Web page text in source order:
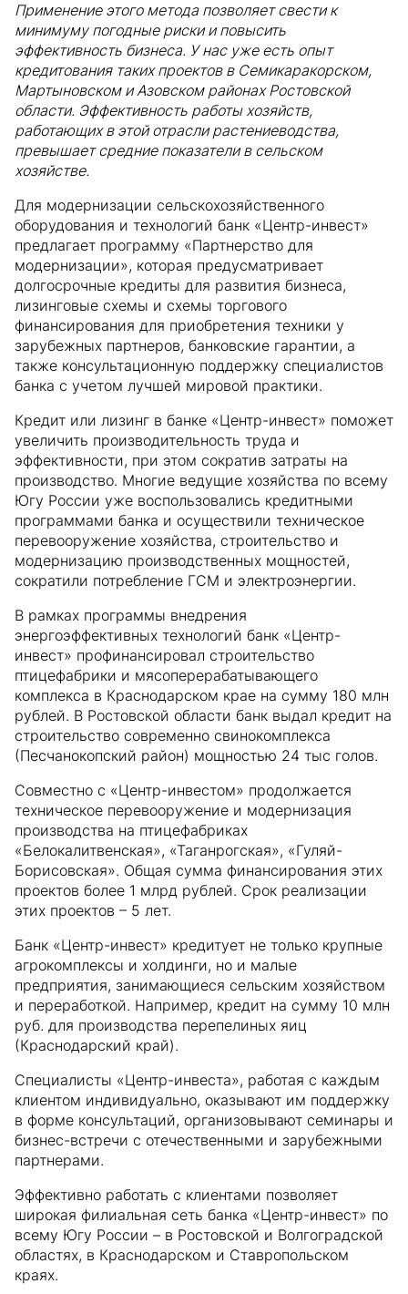
Применение этого метода позволяет свести к
минимуму погодные риски и повысить
эффективность бизнеса. У нас уже есть опыт
кредитования таких проектов в Семикаракорском,
Мартыновском и Азовском районах Ростовской
области. Эффективность работы хозяйств,
работающих в этой отрасли растениеводства,
превышает средние показатели в сельском
хозяйстве.
Для модернизации сельскохозяйственного
оборудования и технологий банк «Центр-инвест»
предлагает программу «Партнерство для
модернизации», которая предусматривает
долгосрочные кредиты для развития бизнеса,
лизинговые схемы и схемы торгового
финансирования для приобретения техники у
зарубежных партнеров, банковские гарантии, а
также консультационную поддержку специалистов
банка с учетом лучшей мировой практики.
Кредит или лизинг в банке «Центр-инвест» поможет
увеличить производительность труда и
эффективности, при этом сократив затраты на
производство. Многие ведущие хозяйства по всему
Югу России уже воспользовались кредитными
программами банка и осуществили техническое
перевооружение хозяйства, строительство и
модернизацию производственных мощностей,
сократили потребление ГСМ и электроэнергии.
В рамках программы внедрения
энергоэффективных технологий банк «Центр-
инвест» профинансировал строительство
птицефабрики и мясоперерабатывающего
комплекса в Краснодарском крае на сумму 180 млн
рублей. В Ростовской области банк выдал кредит на
строительство современно свинокомплекса
(Песчанокопский район) мощностью 24 тыс голов.
Совместно с «Центр-инвестом» продолжается
техническое перевооружение и модернизация
производства на птицефабриках
«Белокалитвенская», «Таганрогская», «Гуляй-
Борисовская». Общая сумма финансирования этих
проектов более 1 млрд рублей. Срок реализации
этих проектов – 5 лет.
Банк «Центр-инвест» кредитует не только крупные
агрокомплексы и холдинги, но и малые
предприятия, занимающиеся сельским хозяйством
и переработкой. Например, кредит на сумму 10 млн
руб. для производства перепелиных яиц
(Краснодарский край).
Специалисты «Центр-инвеста», работая с каждым
клиентом индивидуально, оказывают им поддержку
в форме консультаций, организовывают семинары и
бизнес-встречи с отечественными и зарубежными
партнерами.
Эффективно работать с клиентами позволяет
широкая филиальная сеть банка «Центр-инвест» по
всему Югу России – в Ростовской и Волгоградской
областях, в Краснодарском и Ставропольском
краях.